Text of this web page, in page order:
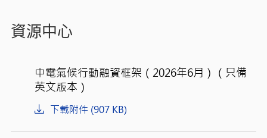
資源中心
中電氣候行動融資框架（2026年6月）（只備
英文版本）
下載附件 (907 KB)